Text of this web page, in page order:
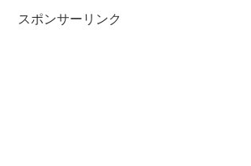
スポンサーリンク